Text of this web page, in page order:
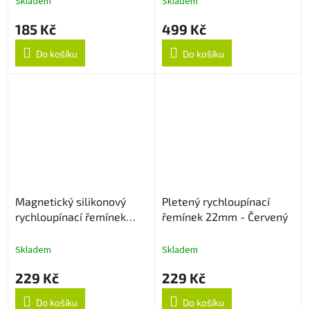
185 Kč
Do košíku
499 Kč
Do košíku
Magnetický silikonový
rychloupínací řemínek
Skladem
229 Kč
Do košíku
Pletený rychloupínací
řemínek 22mm - Červený
Skladem
229 Kč
Do košíku